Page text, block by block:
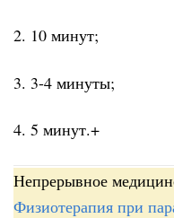
2. 10 минут;
3. 3-4 минуты;
4. 5 минут.+
Непрерывное
Физиотерапия при